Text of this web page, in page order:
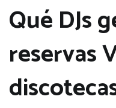
Qué DJs
reservas